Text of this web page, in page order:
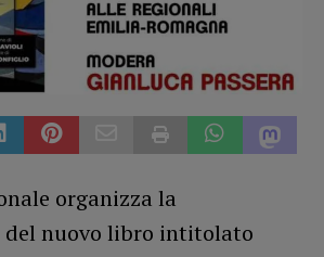
organizza la
del nuovo libro intitolato